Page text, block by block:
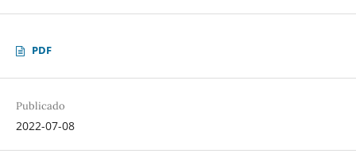
PDF
Publicado
2022-07-08